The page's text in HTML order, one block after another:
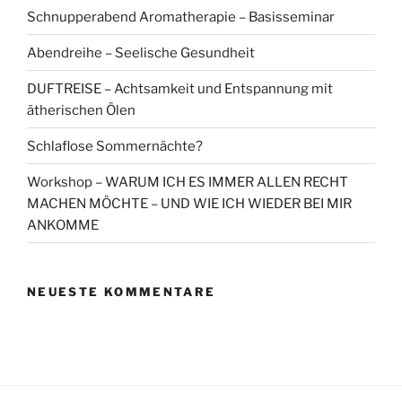
Schnupperabend Aromatherapie – Basisseminar
Abendreihe – Seelische Gesundheit
DUFTREISE – Achtsamkeit und Entspannung mit
ätherischen Ölen
Schlaflose Sommernächte?
Workshop – WARUM ICH ES IMMER ALLEN RECHT
MACHEN MÖCHTE – UND WIE ICH WIEDER BEI MIR
ANKOMME
NEUESTE KOMMENTARE